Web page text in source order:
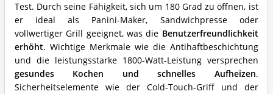
Test. Durch seine Fähigkeit, sich um 180 Grad zu öffnen, ist
er ideal als Panini-Maker, Sandwichpresse oder
vollwertiger Grill geeignet, was die Benutzerfreundlichkeit
erhöht. Wichtige Merkmale wie die Antihaftbeschichtung
und die leistungsstarke 1800-Watt-Leistung versprechen
gesundes Kochen und schnelles Aufheizen.
Sicherheitselemente wie der Cold-Touch-Griff und der